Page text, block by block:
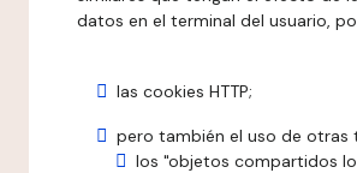
datos en el terminal del usuario,
las cookies HTTP;
pero también el uso de otras
los "objetos compartidos